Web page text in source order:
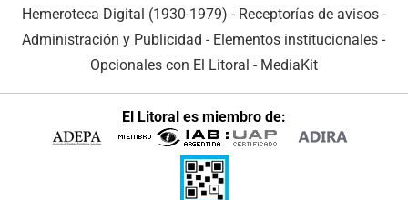
Hemeroteca Digital (1930-1979) - Receptorías de avisos -
Administración y Publicidad - Elementos institucionales -
Opcionales con El Litoral - MediaKit
El Litoral es miembro de: